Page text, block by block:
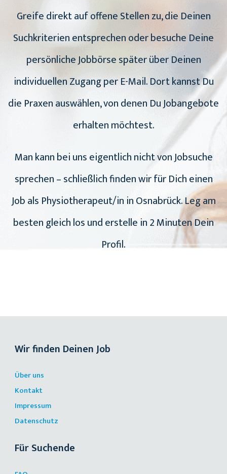
Greife direkt auf offene Stellen zu, die Deinen
Suchkriterien entsprechen oder besuche Deine
persönliche Jobbörse später über Deinen
individuellen Zugang per E-Mail. Dort kannst Du
die Praxen auswählen, von denen Du Jobangebote
erhalten möchtest.
Man kann bei uns eigentlich nicht von Jobsuche
sprechen – schließlich finden wir für Dich einen
Job als Physiotherapeut/in in Osnabrück. Leg am
besten gleich los und erstelle in 2 Minuten Dein
Profil.
Wir finden Deinen Job
Über uns
Kontakt
Impressum
Datenschutz
Für Suchende